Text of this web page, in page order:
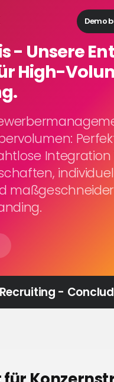
Demo
Helix Module
aufbauen
gewinnen
Mitarbeitende
entwickeln
Feedback
geben
Volume
- Unsere
High-
Integration
-